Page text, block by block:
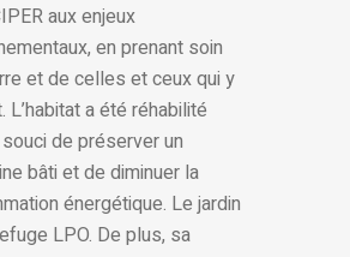
aux enjeux
en prenant soin
et de celles et ceux qui y
L’habitat a été réhabilité
de préserver un
bâti et de diminuer la
énergétique. Le jardin
LPO. De plus, sa